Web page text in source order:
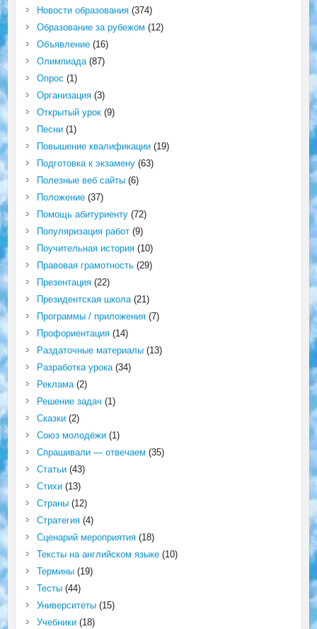
Новости образования(374)
Образование за рубежом (12)
Объявление(16)
Олимпиада(87)
Опрос (1)
Организация(3)
Открытый урок(9)
Песни(1)
Повышение квалификации(19)
Подготовка к экзамену(63)
Полезные веб сайты(6)
Положение(37)
Помощь абитуриенту(72)
Популяризация работ(9)
Поучительная история(10)
Правовая грамотность(29)
Презентация(22)
Президентская школа(21)
Программы / приложения(7)
Профориентация(14)
Раздаточные материалы(13)
Разработка урока(34)
Реклама(2)
Решение задач (1)
Сказки(2)
Союз молодёжи(1)
Спрашивали — отвечаем (35)
Статьи(43)
Стихи(13)
Страны(12)
Стратегия(4)
Сценарий мероприятия(18)
Тексты на английском языке(10)
Термины(19)
Тесты(44)
Университеты(15)
Учебники(18)